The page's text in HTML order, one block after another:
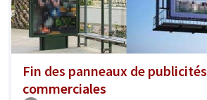
Fin des panneaux de publicités
commerciales